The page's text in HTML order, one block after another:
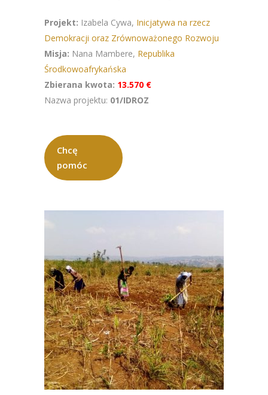
Projekt: Izabela Cywa, Inicjatywa na rzecz
Demokracji oraz Zrównoważonego Rozwoju
Misja: Nana Mambere, Republika
Środkowoafrykańska
Zbierana kwota: 13.570 €
Nazwa projektu: 01/IDROZ
Chcę
pomóc